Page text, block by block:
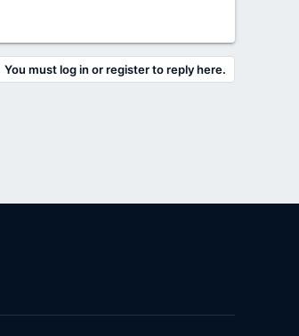
You must log in or register to reply here.